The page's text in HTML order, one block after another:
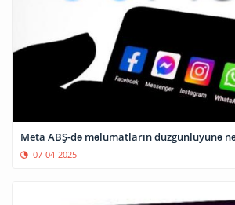
Meta ABŞ-də məlumatların düzgünlüyünə
07-04-2025